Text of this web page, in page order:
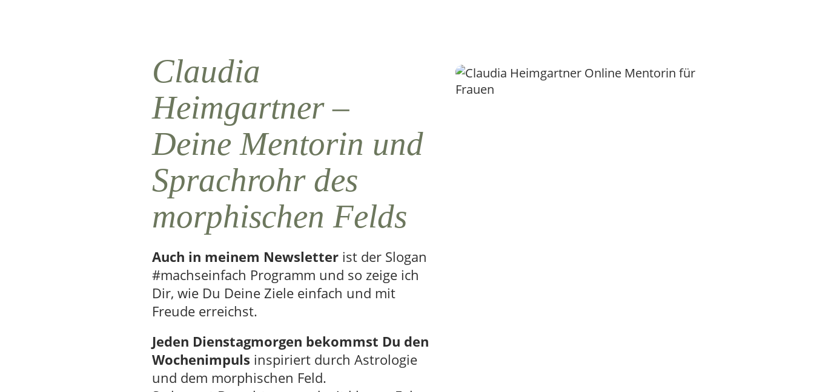
Claudia
Heimgartner –
Deine Mentorin und
Sprachrohr des
morphischen Felds
Auch in meinem Newsletter ist der Slogan
#machseinfach Programm und so zeige ich
Dir, wie Du Deine Ziele einfach und mit
Freude erreichst.
Jeden Dienstagmorgen bekommst Du den
Wochenimpuls inspiriert durch Astrologie
und dem morphischen Feld.